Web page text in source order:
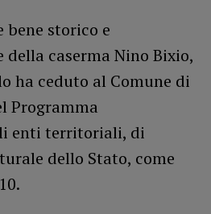
bene storico e
caserma Nino Bixio,
ha ceduto al Comune di
Programma
enti territoriali, di
dello Stato, come